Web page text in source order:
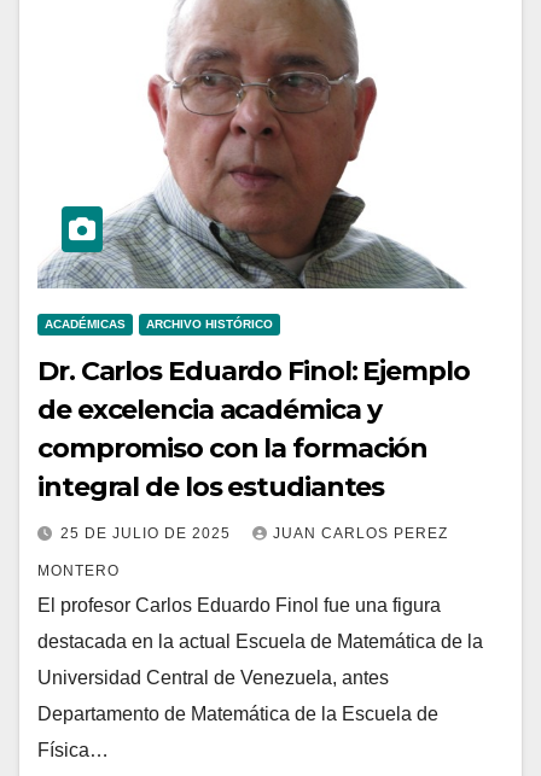
ACADÉMICAS ARCHIVO HISTÓRICO
Dr. Carlos Eduardo Finol: Ejemplo
de excelencia académica y
compromiso con la formación
integral de los estudiantes
25 DE JULIO DE 2025 JUAN CARLOS PEREZ
MONTERO
El profesor Carlos Eduardo Finol fue una figura
destacada en la actual Escuela de Matemática de la
Universidad Central de Venezuela, antes
Departamento de Matemática de la Escuela de
Física…